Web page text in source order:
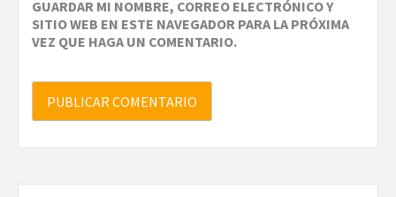
GUARDAR MI NOMBRE, CORREO ELECTRÓNICO Y
SITIO WEB EN ESTE NAVEGADOR PARA LA PRÓXIMA
VEZ QUE HAGA UN COMENTARIO.